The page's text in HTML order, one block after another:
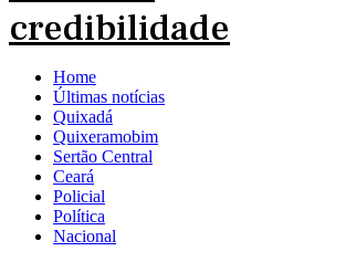
Home
Últimas notícias
Quixadá
Quixeramobim
Sertão Central
Ceará
Policial
Política
Nacional